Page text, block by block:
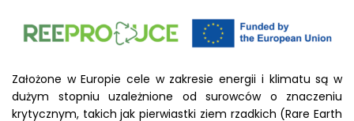
Założone w Europie cele w zakresie energii i klimatu są w
dużym stopniu uzależnione od surowców o znaczeniu
krytycznym, takich jak pierwiastki ziem rzadkich (Rare Earth